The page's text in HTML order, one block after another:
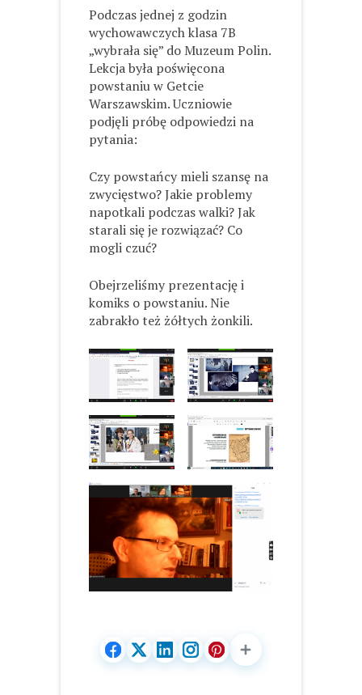
Podczas jednej z godzin
wychowawczych klasa 7B
„wybrała się” do Muzeum Polin.
Lekcja była poświęcona
powstaniu w Getcie
Warszawskim. Uczniowie
podjęli próbę odpowiedzi na
pytania:
Czy powstańcy mieli szansę na
zwycięstwo? Jakie problemy
napotkali podczas walki? Jak
starali się je rozwiązać? Co
mogli czuć?
Obejrzeliśmy prezentację i
komiks o powstaniu. Nie
zabrakło też żółtych żonkili.